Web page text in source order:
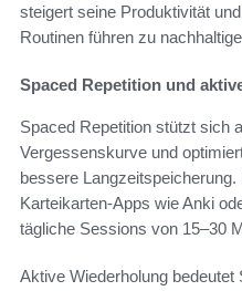
steigert seine Produktivität
Routinen führen zu
Spaced Repetition und
Spaced Repetition stützt sich
Vergessenskurve und
bessere
Karteikarten-Apps wie Anki
tägliche Sessions von 15–30
Aktive Wiederholung